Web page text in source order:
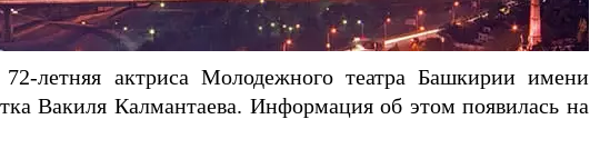
летняя актриса Молодежного театра Башкирии имени
Вакиля Калмантаева. Информация об этом появилась на